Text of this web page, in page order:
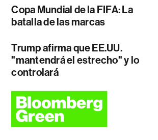
Copa Mundial de la FIFA: La
batalla de las marcas
Trump afirma que EE.UU.
"mantendrá el estrecho" y lo
controlará